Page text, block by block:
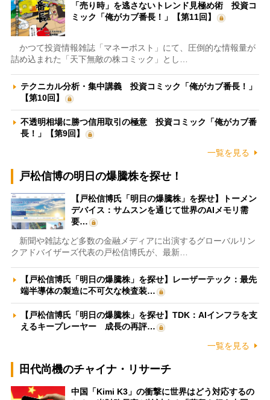
「売り時」を逃さないトレンド見極め術 投資コ
ミック「俺がカブ番長！」【第11回】
かつて投資情報雑誌「マネーポスト」にて、圧倒的な情報量が
詰め込まれた「天下無敵の株コミック」とし…
テクニカル分析・集中講義 投資コミック「俺がカブ番長！」
【第10回】
不透明相場に勝つ信用取引の極意 投資コミック「俺がカブ番
長！」【第9回】
一覧を見る
戸松信博の明日の爆騰株を探せ！
【戸松信博氏「明日の爆騰株」を探せ】トーメン
デバイス：サムスンを通じて世界のAIメモリ需
要…
新聞や雑誌など多数の金融メディアに出演するグローバルリン
クアドバイザーズ代表の戸松信博氏が、最新…
【戸松信博氏「明日の爆騰株」を探せ】レーザーテック：最先
端半導体の製造に不可欠な検査装…
【戸松信博氏「明日の爆騰株」を探せ】TDK：AIインフラを支
えるキープレーヤー 成長の再評…
一覧を見る
田代尚機のチャイナ・リサーチ
中国「Kimi K3」の衝撃に世界はどう対応するの